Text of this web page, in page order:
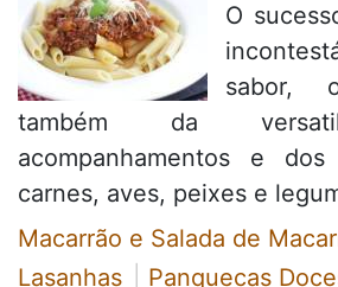
O
sabor,
também da
acompanhamentos e
carnes, aves, peixes e
Macarrão e Salada de
Lasanhas
Panquecas